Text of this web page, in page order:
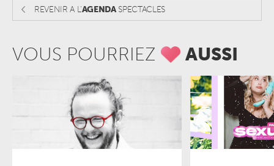
REVENIR A L'AGENDASPECTACLES
VOUS POURRIEZ AUSSI